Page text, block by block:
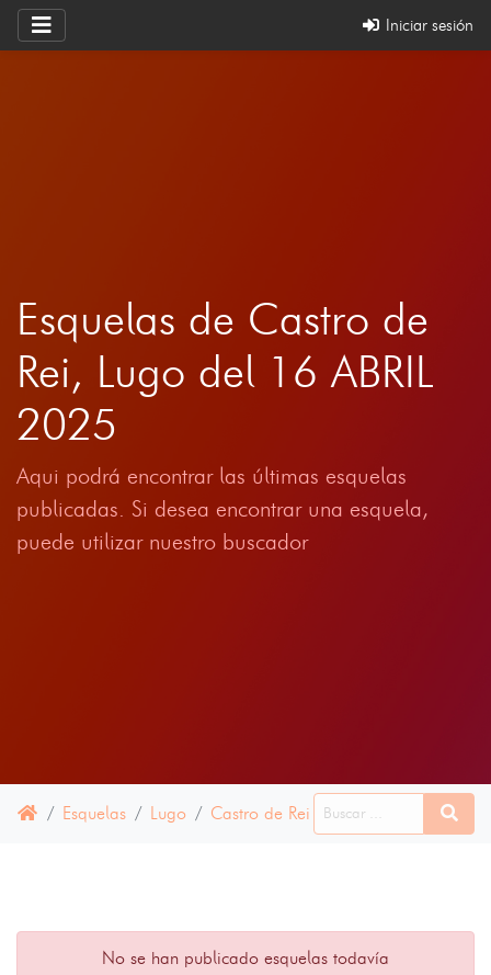
Iniciar sesión
Esquelas de Castro de
Rei, Lugo del 16 ABRIL
2025
Aqui podrá encontrar las últimas esquelas
publicadas. Si desea encontrar una esquela,
puede utilizar nuestro buscador
Esquelas Lugo Castro de Rei 16 ABRIL 2025
No se han publicado esquelas todavía